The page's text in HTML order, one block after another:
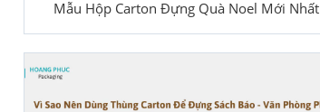
Mẫu Hộp Carton Đựng Quà Noel Mới Nhất